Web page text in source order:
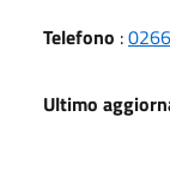
Telefono :
Ultimo